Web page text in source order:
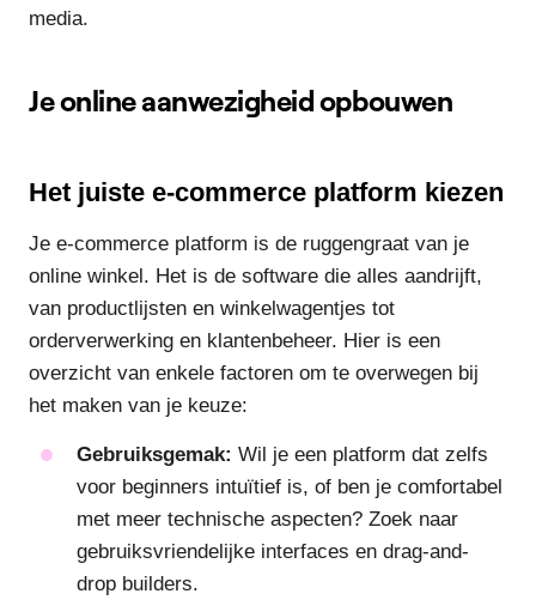
media.
Je online aanwezigheid opbouwen
Het juiste e-commerce platform kiezen
Je e-commerce platform is de ruggengraat van je
online winkel. Het is de software die alles aandrijft,
van productlijsten en winkelwagentjes tot
orderverwerking en klantenbeheer. Hier is een
overzicht van enkele factoren om te overwegen bij
het maken van je keuze:
Gebruiksgemak: Wil je een platform dat zelfs
voor beginners intuïtief is, of ben je comfortabel
met meer technische aspecten? Zoek naar
gebruiksvriendelijke interfaces en drag-and-
drop builders.